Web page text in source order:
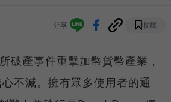
分享 收藏
破產事件重擊加幣貨幣產業，
不減。擁有眾多使用者的通